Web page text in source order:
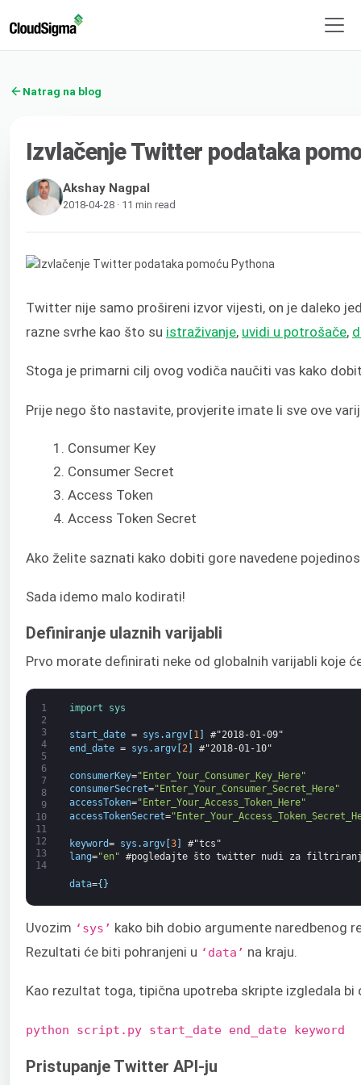
Natrag na blog
Izvlačenje Twitter podataka
Akshay Nagpal
2018-04-28 · 11 min read
Twitter nije samo prošireni izvor vijesti, on je daleko
razne svrhe kao što su istraživanje, uvidi u potrošače,
Stoga je primarni cilj ovog vodiča naučiti vas kako
Prije nego što nastavite, provjerite imate li sve ove
Consumer Key
Consumer Secret
Access Token
Access Token Secret
Ako želite saznati kako dobiti gore navedene
Sada idemo malo kodirati!
Definiranje ulaznih varijabli
Prvo morate definirati neke od globalnih varijabli koje
1
2
3
4
5
6
7
8
9
10
11
12
13
14
import sys
start_date = sys .argv[ 1]
#"2018-01-09"
end_date = sys .argv[ 2] #"2018-01-10"
consumerKey="Enter_Your_Consumer_Key_Here"
consumerSecret="Enter_Your_Consumer_Secret_Here"
accessToken="Enter_Your_Access_Token_Here"
accessTokenSecret=
keyword= sys .argv[3]
#"tcs"
lang="en" #pogledajte što twitter nudi za
data={ }
Uvozim ‘sys’ kako bih dobio argumente naredbenog
Rezultati će biti pohranjeni u ‘data’ na kraju.
Kao rezultat toga, tipična upotreba skripte izgledala bi
python script.py start_date end_date keyword
Pristupanje Twitter API-ju